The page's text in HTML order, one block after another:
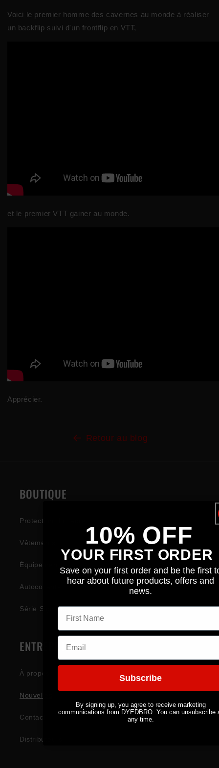
Voici le premier homme des cavernes au monde à réaliser
un backflip suivi d'un frontflip en VTT,
et le premier VTT gainer au monde.
Apprécier.
Retour au blog
BOUTIQUE
Protection du cadre
Vêtements
Équipement
Autocollants
Série Signature
ENTREPRISE
À propos
Nouvelles
Contact
Distributeurs
10% OFF
YOUR FIRST ORDER
Save on your first order and be the first
hear about future products, offers and
news.
First name
Email
Subscribe
By signing up, you agree to receive marketing
communications from DYEDBRO. You can unsubscribe
any time.